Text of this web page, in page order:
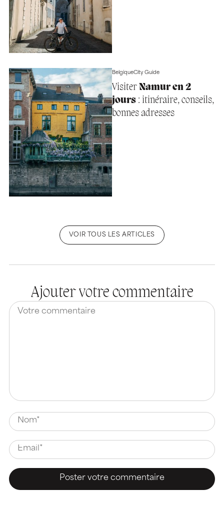
BelgiqueCity Guide
VisiterNamur en 2
jours: itinéraire, conseils,
bonnes adresses
VOIR TOUS LES ARTICLES
Ajouter votre commentaire